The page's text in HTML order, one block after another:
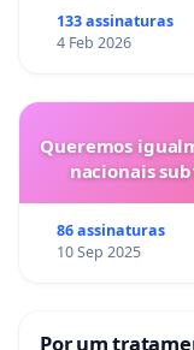
133 assinaturas
4 Feb 2026
Queremos
nacionais
86 assinaturas
10 Sep 2025
Por um